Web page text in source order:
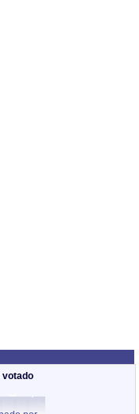
votado